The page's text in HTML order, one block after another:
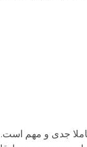
جدی و مهم است.